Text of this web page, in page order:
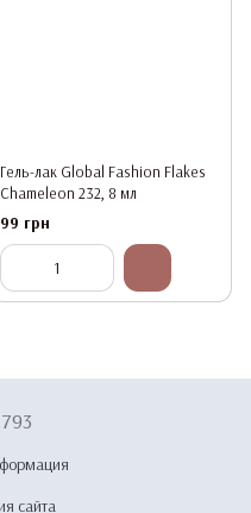
Гель-лак Global Fashion Flakes
Chameleon 232, 8 мл
99 грн
сайта